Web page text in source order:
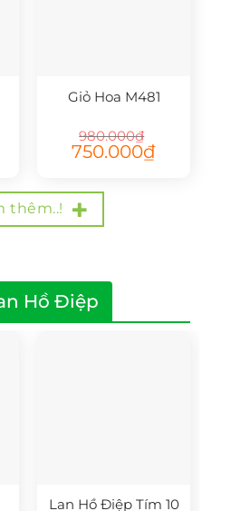
Giỏ Hoa M481
980.000₫
Giá
gốc
750.000₫Giá
thêm..!
Hồ Điệp
Lan Hồ Điệp Tím 10